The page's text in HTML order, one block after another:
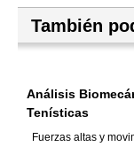
También
Análisis
Tenísticas
Fuerzas altas y